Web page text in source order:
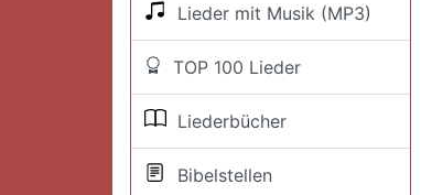
Lieder mit Musik (MP3)
TOP 100 Lieder
Liederbücher
Bibelstellen